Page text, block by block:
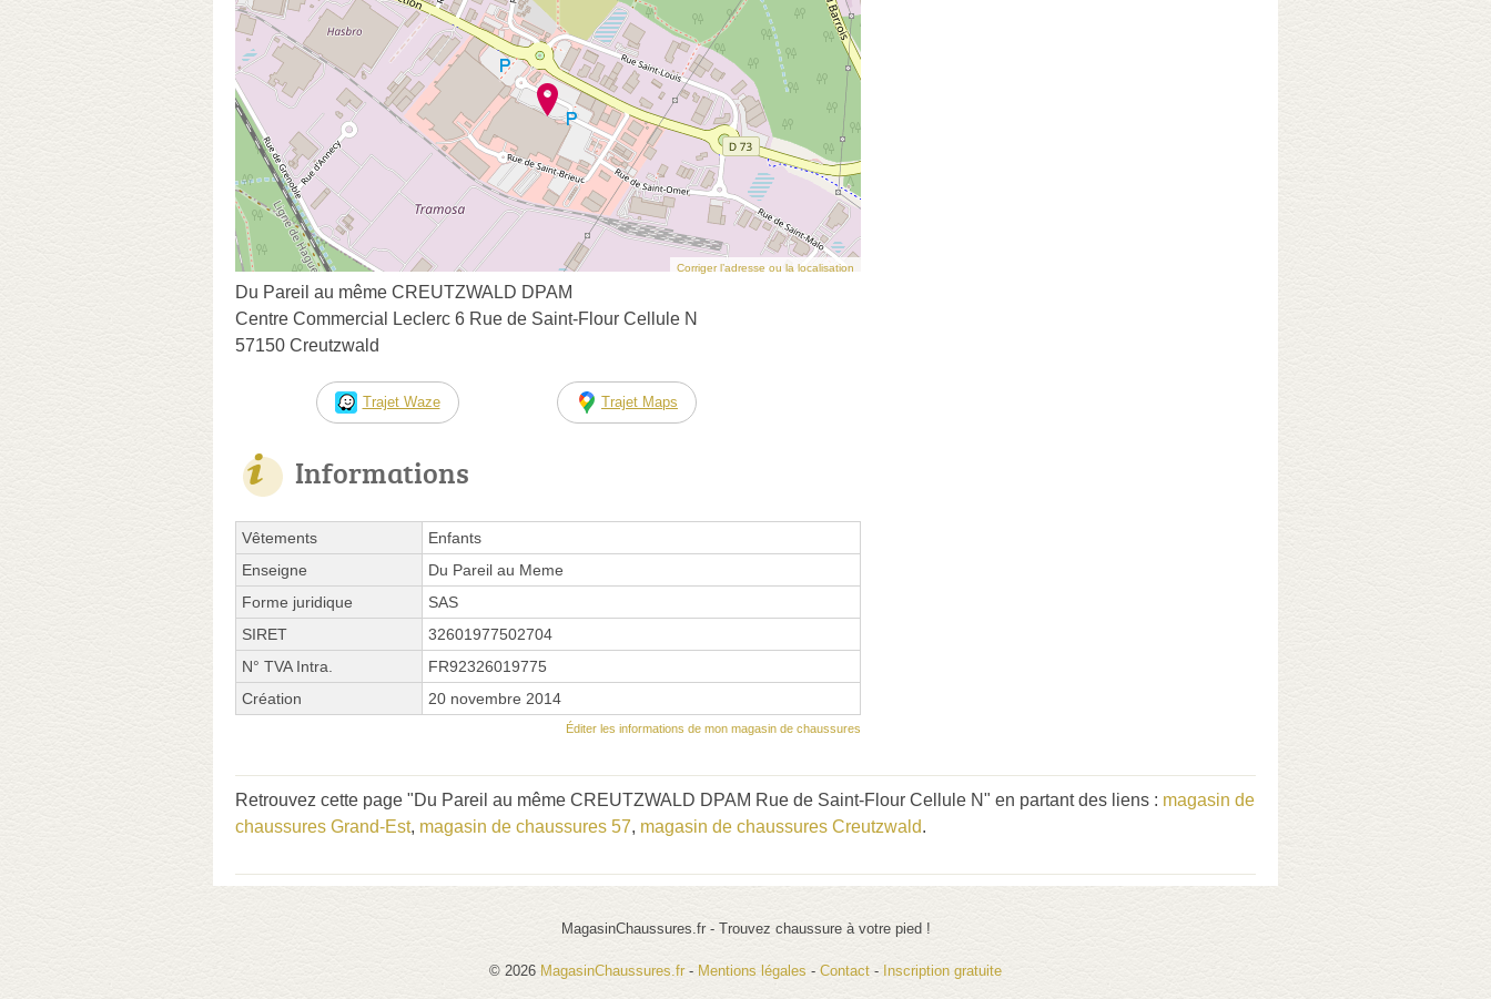
Corriger l’adresse ou la localisation
Du Pareil au même CREUTZWALD DPAM
Centre Commercial Leclerc 6 Rue de Saint-Flour Cellule N
57150 Creutzwald
Trajet Waze Trajet Maps
Informations
Vêtements
Enfants
Enseigne
Du Pareil au Meme
Forme juridique
SAS
SIRET
32601977502704
N° TVA Intra.
FR92326019775
Création
20 novembre 2014
Éditer les informations de mon magasin de chaussures
Retrouvez cette page "Du Pareil au même CREUTZWALD DPAM Rue de Saint-Flour Cellule N" en partant des liens : magasin de
chaussures Grand-Est, magasin de chaussures 57, magasin de chaussures Creutzwald.
MagasinChaussures.fr - Trouvez chaussure à votre pied !
© 2026 MagasinChaussures.fr - Mentions légales - Contact - Inscription gratuite